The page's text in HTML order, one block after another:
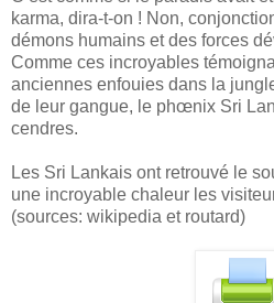
karma, dira-t-on ! Non,
démons humains et des forces
Comme ces incroyables
anciennes enfouies dans la
de leur gangue, le phœnix Sri
cendres.
Les Sri Lankais ont retrouvé le
une incroyable chaleur les
(sources: wikipedia et routard)